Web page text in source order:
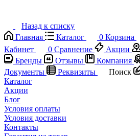
Назад к списку
Главная
Каталог 0 Корзина
Кабинет
0 Сравнение Акции
Бренды
Отзывы Компания
Документы
Реквизиты Поиск
Каталог
Акции
Блог
Условия оплаты
Условия доставки
Контакты